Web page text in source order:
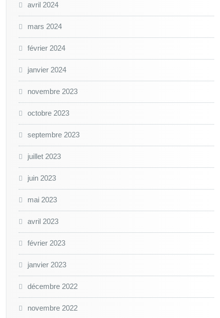
avril 2024
mars 2024
février 2024
janvier 2024
novembre 2023
octobre 2023
septembre 2023
juillet 2023
juin 2023
mai 2023
avril 2023
février 2023
janvier 2023
décembre 2022
novembre 2022